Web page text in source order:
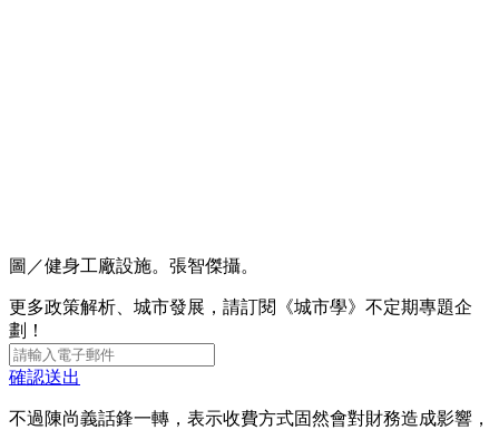
圖／健身工廠設施。張智傑攝。
更多政策解析、城市發展，請訂閱《城市學》不定期專題企
劃！
確認送出
不過陳尚義話鋒一轉，表示收費方式固然會對財務造成影響，